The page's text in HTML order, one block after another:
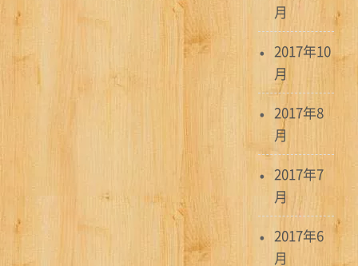
ゲ
月
2017年10
月
2017年8
月
2017年7
月
2017年6
月